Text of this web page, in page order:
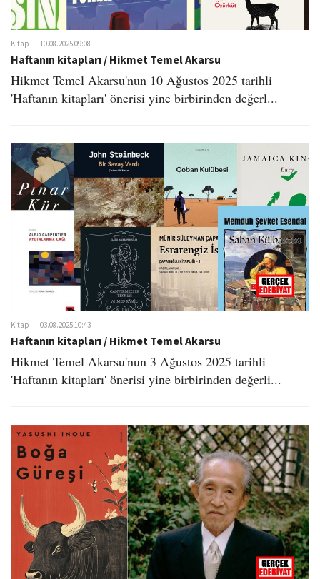
n
Kitap 10.08.2025 09:08
Haftanın kitapları / Hikmet Temel Akarsu
Hikmet Temel Akarsu'nun 10 Ağustos 2025 tarihli
'Haftanın kitapları' önerisi yine birbirinden değerl...
Kitap 03.08.2025 10:43
Haftanın kitapları / Hikmet Temel Akarsu
Hikmet Temel Akarsu'nun 3 Ağustos 2025 tarihli
'Haftanın kitapları' önerisi yine birbirinden değerli...